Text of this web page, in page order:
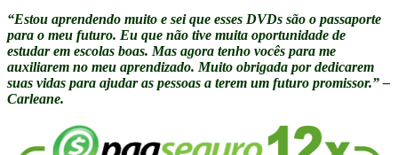
“Estou aprendendo muito e sei que esses DVDs são o passaporte
para o meu futuro. Eu que não tive muita oportunidade de
estudar em escolas boas. Mas agora tenho vocês para me
auxiliarem no meu aprendizado. Muito obrigada por dedicarem
suas vidas para ajudar as pessoas a terem um futuro promissor.” –
Carleane.